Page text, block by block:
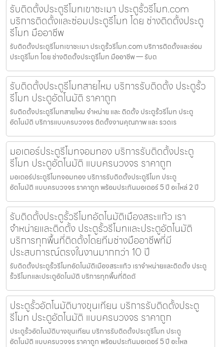
รับติดตั้งประตูรีโมทเขาชะเมา ประตูรั้วรีโมท.com
บริการติดตั้งและซ่อมประตูรีโมท โดย ช่างติดตั้งประตู
รีโมท มืออาชีพ
รับติดตั้งประตูรีโมทเขาชะเมา ประตูรั้วรีโมท.com บริการติดตั้งและซ่อม
ประตูรีโมท โดย ช่างติดตั้งประตูรีโมท มืออาชีพ — รับต
รับติดตั้งประตูรีโมทสายไหม บริการรับติดตั้ง ประตูรั้ว
รีโมท ประตูอัตโนมัติ ราคาถูก
รับติดตั้งประตูรีโมทสายไหม จำหน่าย และ ติดตั้ง ประตูรั้วรีโมท ประตู
อัตโนมัติ บริการแบบครบวงจร ติดตั้งงานคุณภาพ และ รวดเร
มอเตอร์ประตูรีโมทจอมทอง บริการรับติดตั้งประตู
รีโมท ประตูอัตโนมัติ แบบครบวงจร ราคาถูก
มอเตอร์ประตูรีโมทจอมทอง บริการรับติดตั้งประตูรีโมท ประตู
อัตโนมัติ แบบครบวงจร ราคาถูก พร้อมประกันมอเตอร์ 5 ปี อะไหล่ 2 ปี
รับติดตั้งประตูรั้วรีโมทอัตโนมัติเมืองสระแก้ว เรา
จำหน่ายและติดตั้ง ประตูรั้วรีโมทและประตูอัตโนมัติ
บริการทุกพื้นที่ติดตั้งโดยทีมช่างมืออาชีพที่มี
ประสบการณ์ตรงในงานมากกว่า 10 ปี
รับติดตั้งประตูรั้วรีโมทอัตโนมัติเมืองสระแก้ว เราจำหน่ายและติดตั้ง ประตู
รั้วรีโมทและประตูอัตโนมัติ บริการทุกพื้นที่ติดตั
ประตูรั้วอัตโนมัติบางขุนเทียน บริการรับติดตั้งประตู
รีโมท ประตูอัตโนมัติ แบบครบวงจร ราคาถูก
ประตูรั้วอัตโนมัติบางขุนเทียน บริการรับติดตั้งประตูรีโมท ประตู
อัตโนมัติ แบบครบวงจร ราคาถูก พร้อมประกันมอเตอร์ 5 ปี อะไหล